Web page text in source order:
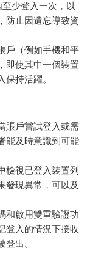
少登入一次，以
防止因遺忘導致資
戶（例如手機和平
即使其中一個裝置
持活躍。
賬戶嘗試登入或需
能及時意識到可能
檢視已登入裝置列
發現異常，可以及
和啟用雙重驗證功
登入的情況下接收
出。